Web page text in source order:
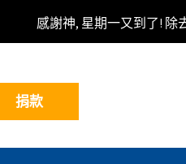
感謝神, 星期一又到了! 除